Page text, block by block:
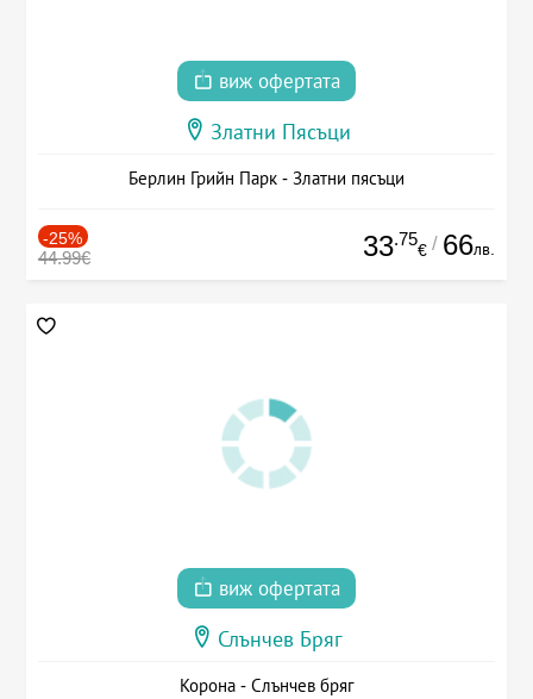
виж офертата
Златни Пясъци
Берлин Грийн Парк - Златни пясъци
-25%
44.99€ 33.75
€ / 66лв.
виж офертата
Слънчев Бряг
Корона - Слънчев бряг